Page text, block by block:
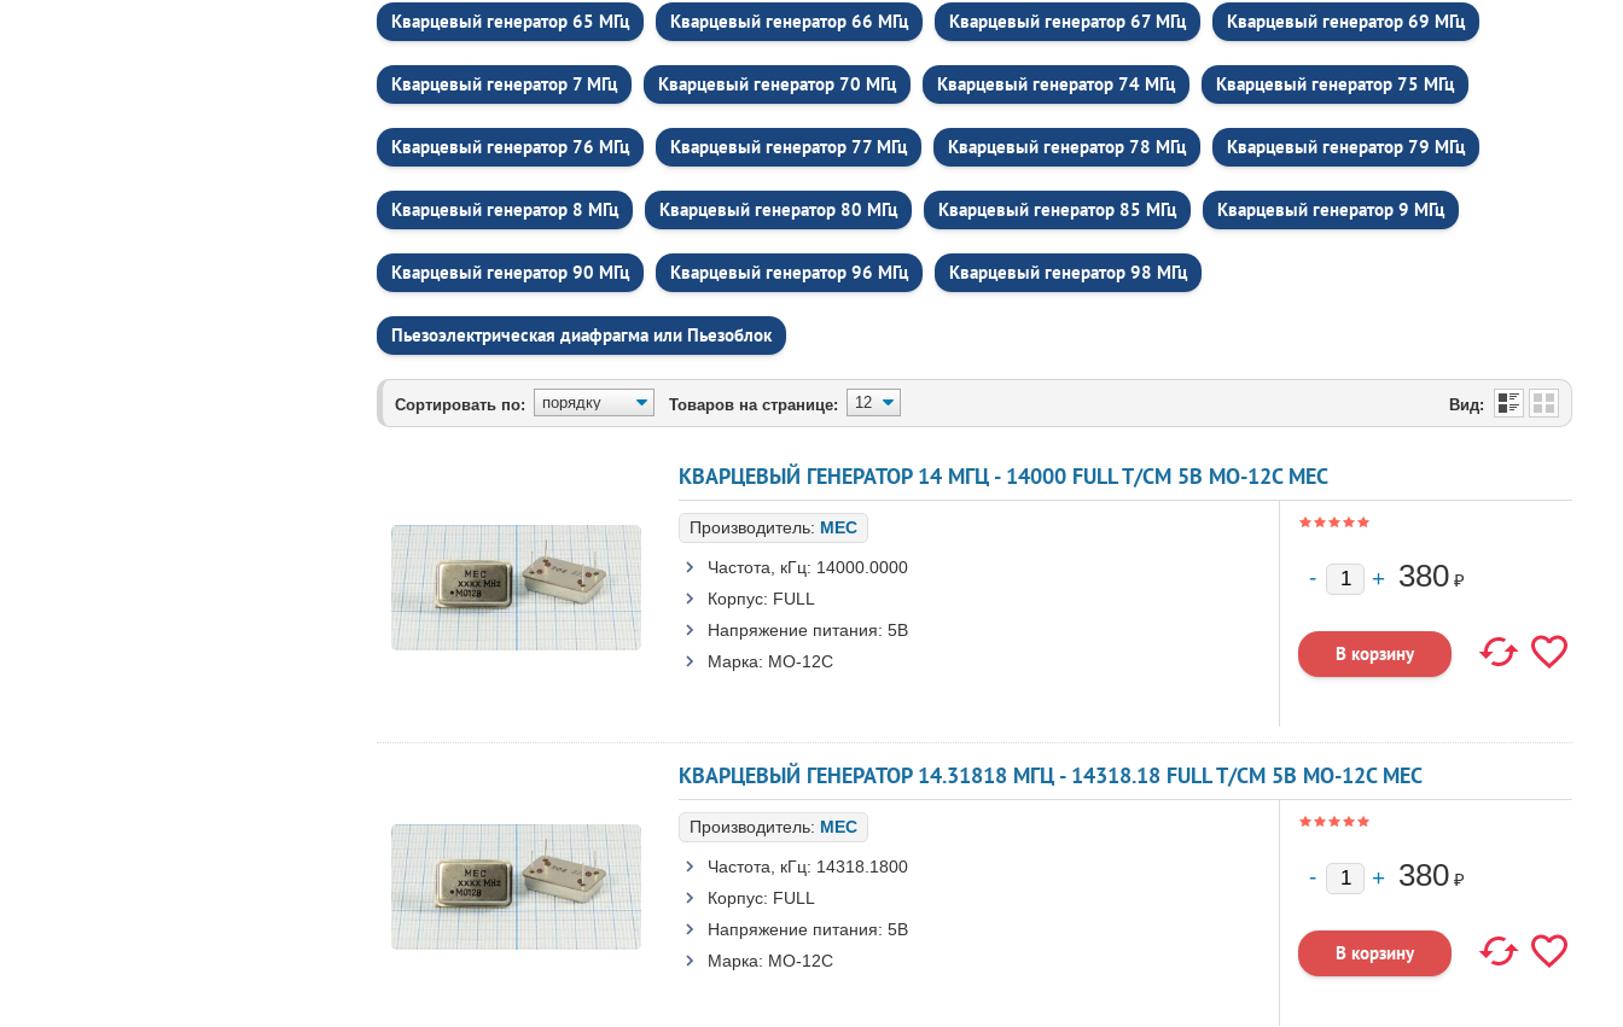
Кварцевый генератор 65 МГц Кварцевый генератор 66 МГц Кварцевый генератор 67 МГц Кварцевый генератор 69 МГц
Кварцевый генератор 7 МГц Кварцевый генератор 70 МГц Кварцевый генератор 74 МГц Кварцевый генератор 75 МГц
Кварцевый генератор 76 МГц Кварцевый генератор 77 МГц Кварцевый генератор 78 МГц Кварцевый генератор 79 МГц
Кварцевый генератор 8 МГц Кварцевый генератор 80 МГц Кварцевый генератор 85 МГц Кварцевый генератор 9 МГц
Кварцевый генератор 90 МГц Кварцевый генератор 96 МГц Кварцевый генератор 98 МГц
Пьезоэлектрическая диафрагма или Пьезоблок
Сортировать по: Товаров на странице: Вид:
КВАРЦЕВЫЙ ГЕНЕРАТОР 14 МГЦ - 14000 FULL T/CM 5В MO-12C MEC
Производитель: MEC
Частота, кГц: 14000.0000
Корпус: FULL
Напряжение питания: 5В
Марка: MO-12C
380 ₽
КВАРЦЕВЫЙ ГЕНЕРАТОР 14.31818 МГЦ - 14318.18 FULL T/CM 5В MO-12C MEC
Производитель: MEC
Частота, кГц: 14318.1800
Корпус: FULL
Напряжение питания: 5В
Марка: MO-12C
380 ₽